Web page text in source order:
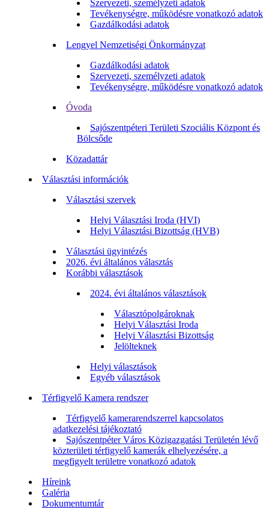
Szervezeti, személyzeti adatok
Tevékenységre, működésre vonatkozó adatok
Gazdálkodási adatok
Lengyel Nemzetiségi Önkormányzat
Gazdálkodási adatok
Szervezeti, személyzeti adatok
Tevékenységre, működésre vonatkozó adatok
Óvoda
Sajószentpéteri Területi Szociális Központ és
Bölcsőde
Közadattár
Választási információk
Választási szervek
Helyi Választási Iroda (HVI)
Helyi Választási Bizottság (HVB)
Választási ügyintézés
2026. évi általános választás
Korábbi választások
2024. évi általános választások
Választópolgároknak
Helyi Választási Iroda
Helyi Választási Bizottság
Jelölteknek
Helyi választások
Egyéb választások
Térfigyelő Kamera rendszer
Térfigyelő kamerarendszerrel kapcsolatos
adatkezelési tájékoztató
Sajószentpéter Város Közigazgatási Területén lévő
közterületi térfigyelő kamerák elhelyezésére, a
megfigyelt területre vonatkozó adatok
Híreink
Galéria
Dokumentumtár